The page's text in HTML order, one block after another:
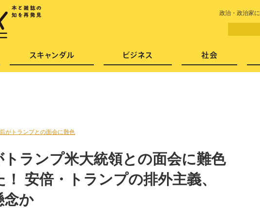
政治・政治家
がトランプとの面会に難色
トランプ米大統領との面会に難色
安倍・トランプの排外主義、
念か
芸能・エンタメ スキャンダル